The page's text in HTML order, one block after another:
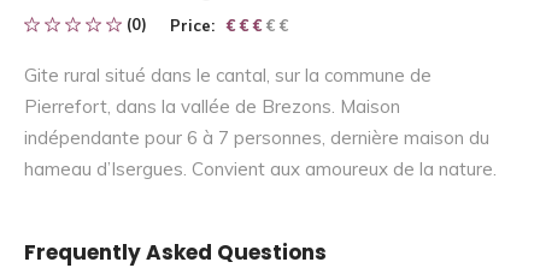
(0) Price: € € € € €
€ € €
Gite rural situé dans le cantal, sur la commune de
Pierrefort, dans la vallée de Brezons. Maison
indépendante pour 6 à 7 personnes, dernière maison du
hameau d’Isergues. Convient aux amoureux de la nature.
Frequently Asked Questions